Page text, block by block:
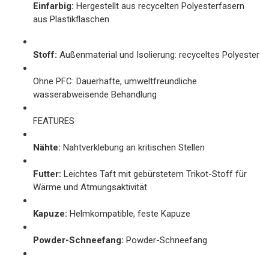
Einfarbig: Hergestellt aus recycelten Polyesterfasern
aus Plastikflaschen
Stoff: Außenmaterial und Isolierung: recyceltes Polyester
Ohne PFC: Dauerhafte, umweltfreundliche
wasserabweisende Behandlung
FEATURES
Nähte: Nahtverklebung an kritischen Stellen
Futter: Leichtes Taft mit gebürstetem Trikot-Stoff für
Wärme und Atmungsaktivität
Kapuze: Helmkompatible, feste Kapuze
Powder-Schneefang: Powder-Schneefang